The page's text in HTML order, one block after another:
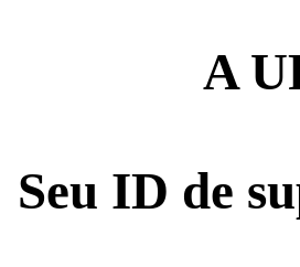
A
Seu ID de